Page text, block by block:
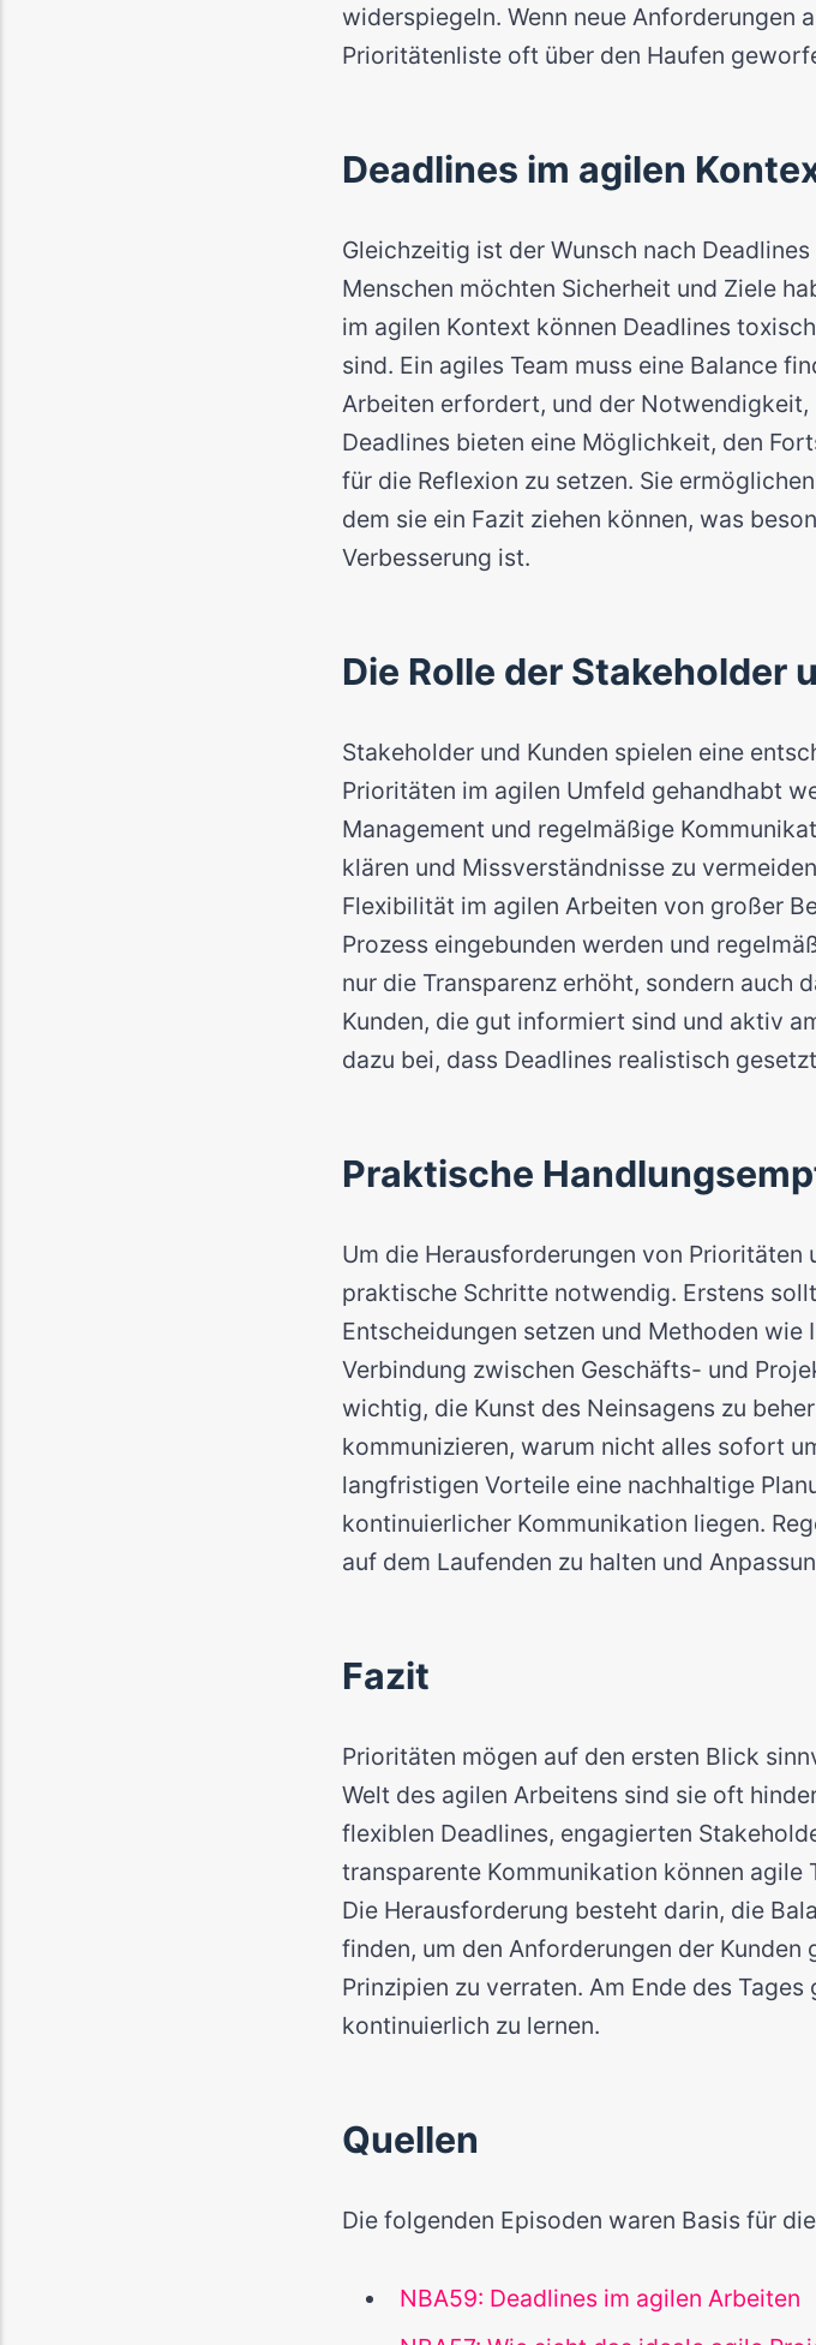
widerspiegeln. Wenn neue Anforderungen
Prioritätenliste oft über den Haufen
Deadlines im agilen
Gleichzeitig ist der Wunsch nach
Menschen möchten Sicherheit und Ziele
im agilen Kontext können Deadlines
sind. Ein agiles Team muss eine Balance
Arbeiten erfordert, und der
Deadlines bieten eine Möglichkeit, den
für die Reflexion zu setzen. Sie
dem sie ein Fazit ziehen können, was
Verbesserung ist.
Die Rolle der Stakeholder
Stakeholder und Kunden spielen eine
Prioritäten im agilen Umfeld gehandhabt
Management und regelmäßige
klären und Missverständnisse zu
Flexibilität im agilen Arbeiten von großer
Prozess eingebunden werden und
nur die Transparenz erhöht, sondern auch
Kunden, die gut informiert sind und aktiv
dazu bei, dass Deadlines realistisch
Praktische
Um die Herausforderungen von Prioritäten
praktische Schritte notwendig. Erstens
Entscheidungen setzen und Methoden
Verbindung zwischen Geschäfts- und
wichtig, die Kunst des Neinsagens zu
kommunizieren, warum nicht alles sofort
langfristigen Vorteile eine nachhaltige
kontinuierlicher Kommunikation liegen.
auf dem Laufenden zu halten und
Fazit
Prioritäten mögen auf den ersten Blick
Welt des agilen Arbeitens sind sie oft
flexiblen Deadlines, engagierten
transparente Kommunikation können
Die Herausforderung besteht darin, die
finden, um den Anforderungen der
Prinzipien zu verraten. Am Ende des
kontinuierlich zu lernen.
Quellen
Die folgenden Episoden waren Basis für
NBA59: Deadlines im agilen Arbeiten